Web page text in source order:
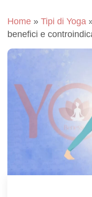
Home » Tipi di Yoga
benefici e